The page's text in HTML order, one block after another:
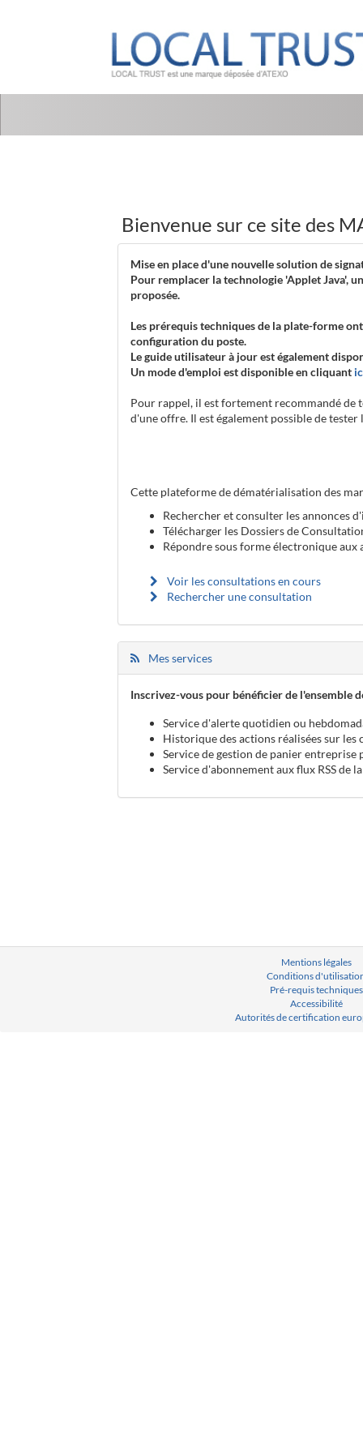
Bienvenue sur ce site des
Mise en place d'une nouvelle solution de
Pour remplacer la technologie 'Applet Java',
proposée.
Les prérequis techniques de la plate-forme
configuration du poste.
Le guide utilisateur à jour est également
Un mode d'emploi est disponible en cliquant
Pour rappel, il est fortement recommandé de
d'une offre. Il est également possible de
Cette plateforme de dématérialisation des
Rechercher et consulter les
Télécharger les Dossiers de
Répondre sous forme électronique aux
Voir les consultations en cours
Rechercher une consultation
Mes services
Inscrivez-vous pour bénéficier de l'ensemble
Service d'alerte quotidien ou
Historique des actions réalisées sur les
Service de gestion de panier entreprise
Service d'abonnement aux flux RSS de
Mentions légales
Conditions
Pré-requis techniques
Accessibilité
Autorités de certification